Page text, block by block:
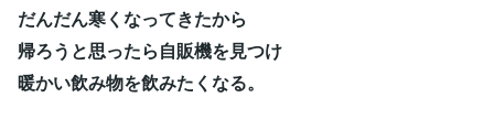
だんだん寒くなってきたから
帰ろうと思ったら自販機を見つけ
暖かい飲み物を飲みたくなる。